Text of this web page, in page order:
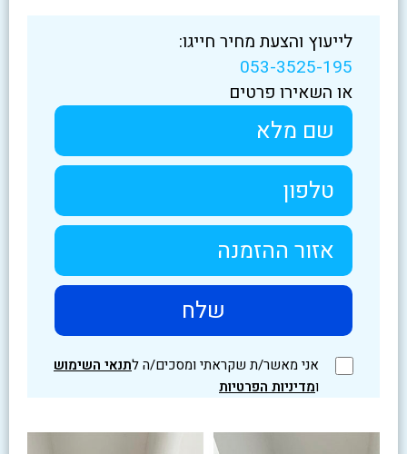
לייעוץ והצעת מחיר חייגו:
053-3525-195
או השאירו פרטים
אני מאשר/ת שקראתי ומסכים/ה לתנאי השימוש
ומדיניות הפרטיות